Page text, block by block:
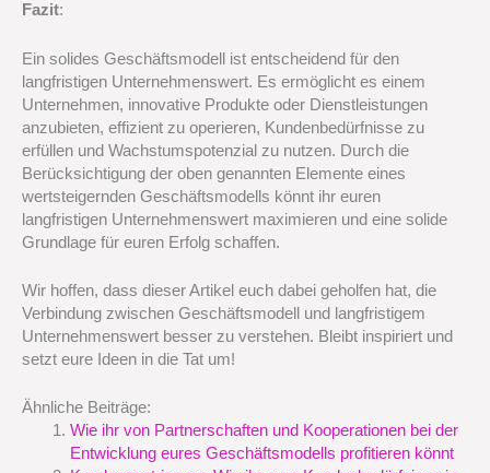
Fazit:
Ein solides Geschäftsmodell ist entscheidend für den
langfristigen Unternehmenswert. Es ermöglicht es einem
Unternehmen, innovative Produkte oder Dienstleistungen
anzubieten, effizient zu operieren, Kundenbedürfnisse zu
erfüllen und Wachstumspotenzial zu nutzen. Durch die
Berücksichtigung der oben genannten Elemente eines
wertsteigernden Geschäftsmodells könnt ihr euren
langfristigen Unternehmenswert maximieren und eine solide
Grundlage für euren Erfolg schaffen.
Wir hoffen, dass dieser Artikel euch dabei geholfen hat, die
Verbindung zwischen Geschäftsmodell und langfristigem
Unternehmenswert besser zu verstehen. Bleibt inspiriert und
setzt eure Ideen in die Tat um!
Ähnliche Beiträge:
Wie ihr von Partnerschaften und Kooperationen bei der
Entwicklung eures Geschäftsmodells profitieren könnt